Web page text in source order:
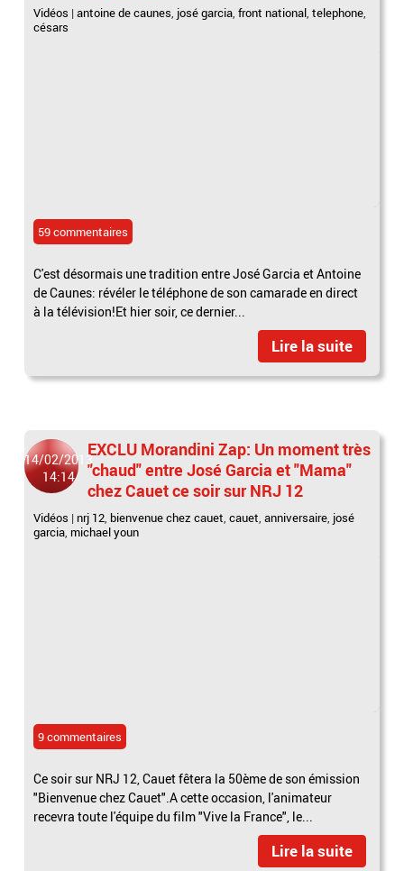
Vidéos |antoine de caunes, josé garcia,front national,telephone,
césars
59 commentaires
C'est désormais une tradition entre José Garcia et Antoine
de Caunes: révéler le téléphone de son camarade en direct
à la télévision!Et hier soir, ce dernier...
Lire la suite
14/02/2013
14:14
EXCLU Morandini Zap: Un moment très
"chaud" entre José Garcia et "Mama"
chez Cauet ce soir sur NRJ 12
Vidéos | nrj 12, bienvenue chez cauet,cauet,anniversaire, josé
garcia, michael youn
9 commentaires
Ce soir sur NRJ 12, Cauet fêtera la 50ème de son émission
"Bienvenue chez Cauet".A cette occasion, l'animateur
recevra toute l'équipe du film "Vive la France", le...
Lire la suite